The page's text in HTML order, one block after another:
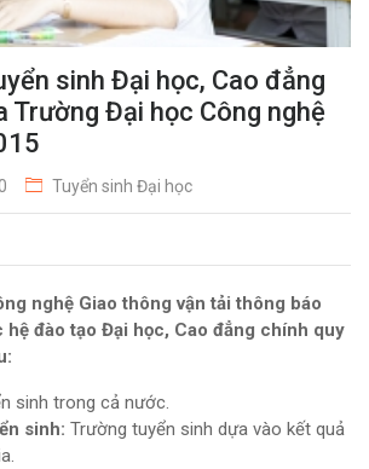
sinh Đại học, Cao đẳng
Trường Đại học Công nghệ
Tuyển sinh Đại học
nghệ Giao thông vận tải thông báo
hệ đào tạo Đại học, Cao đẳng chính quy
sinh trong cả nước.
sinh: Trường tuyển sinh dựa vào kết quả